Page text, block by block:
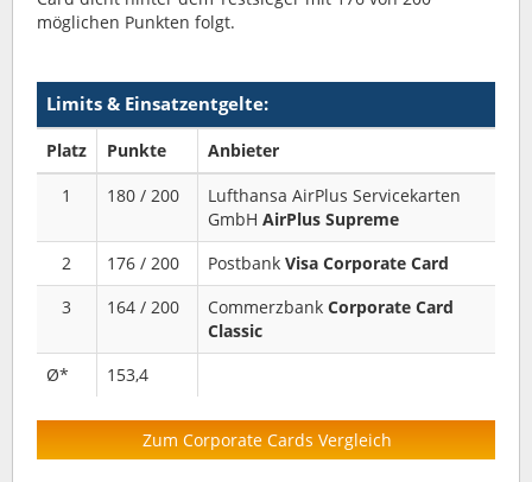
möglichen Punkten folgt.
Limits & Einsatzentgelte:
Platz Punkte
Anbieter
1
180 / 200
Lufthansa AirPlus Servicekarten
GmbH AirPlus Supreme
2
176 / 200 Postbank Visa Corporate Card
3
164 / 200 Commerzbank Corporate Card
Classic
Ø*
153,4
Zum Corporate Cards Vergleich